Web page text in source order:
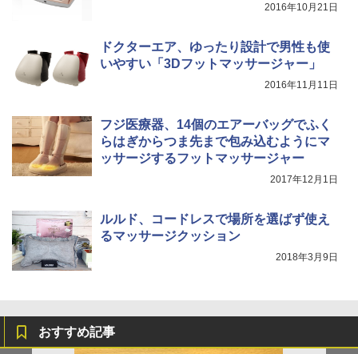
2016年10月21日
ドクターエア、ゆったり設計で男性も使
いやすい「3Dフットマッサージャー」
2016年11月11日
フジ医療器、14個のエアーバッグでふく
らはぎからつま先まで包み込むようにマ
ッサージするフットマッサージャー
2017年12月1日
ルルド、コードレスで場所を選ばず使え
るマッサージクッション
2018年3月9日
おすすめ記事